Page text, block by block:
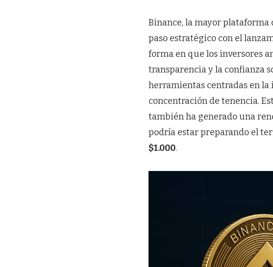
Binance, la mayor
paso estratégico con el
forma en que los inversores
transparencia y la confianza
herramientas centradas en
concentración de tenencia.
también ha generado una
podría estar preparando el
$1.000.